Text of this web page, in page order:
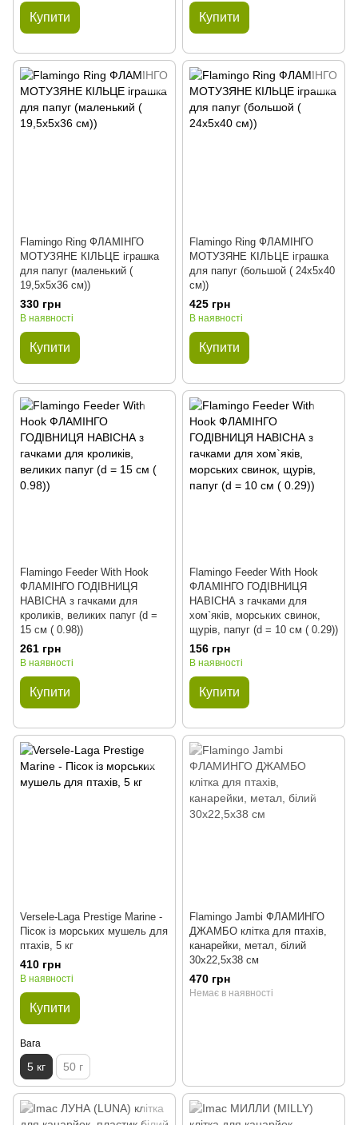
Купити Купити
Flamingo Ring ФЛАМІНГО
МОТУЗЯНЕ КІЛЬЦЕ іграшка
для папуг (маленький (
19,5х5х36 см))
330 грн
В наявності
Купити
Flamingo Ring ФЛАМІНГО
МОТУЗЯНЕ КІЛЬЦЕ іграшка
для папуг (большой ( 24х5х40
см))
425 грн
В наявності
Купити
Flamingo Feeder With Hook
ФЛАМІНГО ГОДІВНИЦЯ
НАВІСНА з гачками для
кроликів, великих папуг (d =
15 см ( 0.98))
261 грн
В наявності
Купити
Flamingo Feeder With Hook
ФЛАМІНГО ГОДІВНИЦЯ
НАВІСНА з гачками для
хом`яків, морських свинок,
щурів, папуг (d = 10 см ( 0.29))
156 грн
В наявності
Купити
Versele-Laga Prestige Marine -
Пісок із морських мушель для
птахів, 5 кг
410 грн
В наявності
Купити
Вага
5 кг 50 г
Flamingo Jambi ФЛАМИНГО
ДЖАМБО клітка для птахів,
канарейки, метал, білий
30х22,5х38 см
470 грн
Немає в наявності